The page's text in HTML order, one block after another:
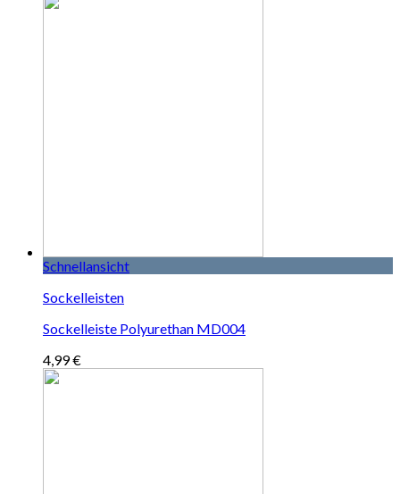
Schnellansicht
Sockelleisten
Sockelleiste Polyurethan MD004
4,99€